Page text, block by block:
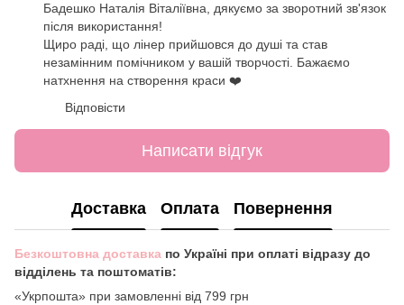
Бадешко Наталія Віталіївна, дякуємо за зворотний зв'язок
після використання!
Щиро раді, що лінер прийшовся до душі та став
незамінним помічником у вашій творчості. Бажаємо
натхнення на створення краси ❤️
Відповісти
Написати відгук
Доставка Оплата Повернення
Безкоштовна доставка по Україні при оплаті відразу до
відділень та поштоматів:
«Укрпошта» при замовленні від 799 грн